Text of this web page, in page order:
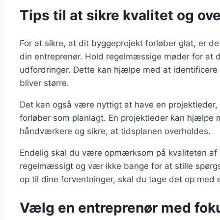
Tips til at sikre kvalitet og
For at sikre, at dit byggeprojekt forløber glat, er
din entreprenør. Hold regelmæssige møder for at
udfordringer. Dette kan hjælpe med at
bliver større.
Det kan også være nyttigt at have en
forløber som planlagt. En projektleder kan hjælpe
håndværkere og sikre, at tidsplanen overholdes.
Endelig skal du være opmærksom på kvaliteten
regelmæssigt og vær ikke bange for at stille
op til dine forventninger, skal du tage det op med
Vælg en entreprenør med